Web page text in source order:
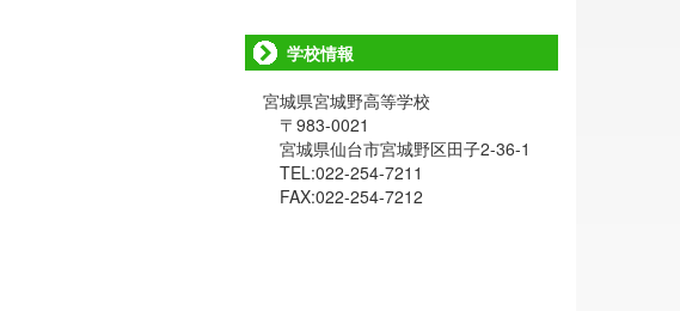
学校情報
宮城県宮城野高等学校
〒983-0021
宮城県仙台市宮城野区田子2-36-1
TEL:022-254-7211
FAX:022-254-7212